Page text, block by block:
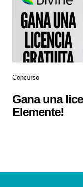
Concurso
Gana una
Elemente!